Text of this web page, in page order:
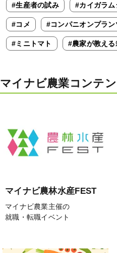
#生産者の試み #カイガラム
#コメ #コンパニオンプラン
#ミニトマト #農家が教える
マイナビ農業コンテ
マイナビ農林水産FEST
マイナビ農業主催の
就職・転職イベント